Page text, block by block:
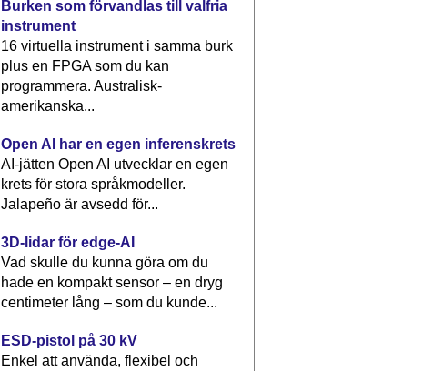
Burken som förvandlas till valfria
instrument
16 virtuella instrument i samma burk
plus en FPGA som du kan
programmera. Australisk-
amerikanska...
Open AI har en egen inferenskrets
AI-jätten Open AI utvecklar en egen
krets för stora språkmodeller.
Jalapeño är avsedd för...
3D-lidar för edge-AI
Vad skulle du kunna göra om du
hade en kompakt sensor – en dryg
centimeter lång – som du kunde...
ESD-pistol på 30 kV
Enkel att använda, flexibel och